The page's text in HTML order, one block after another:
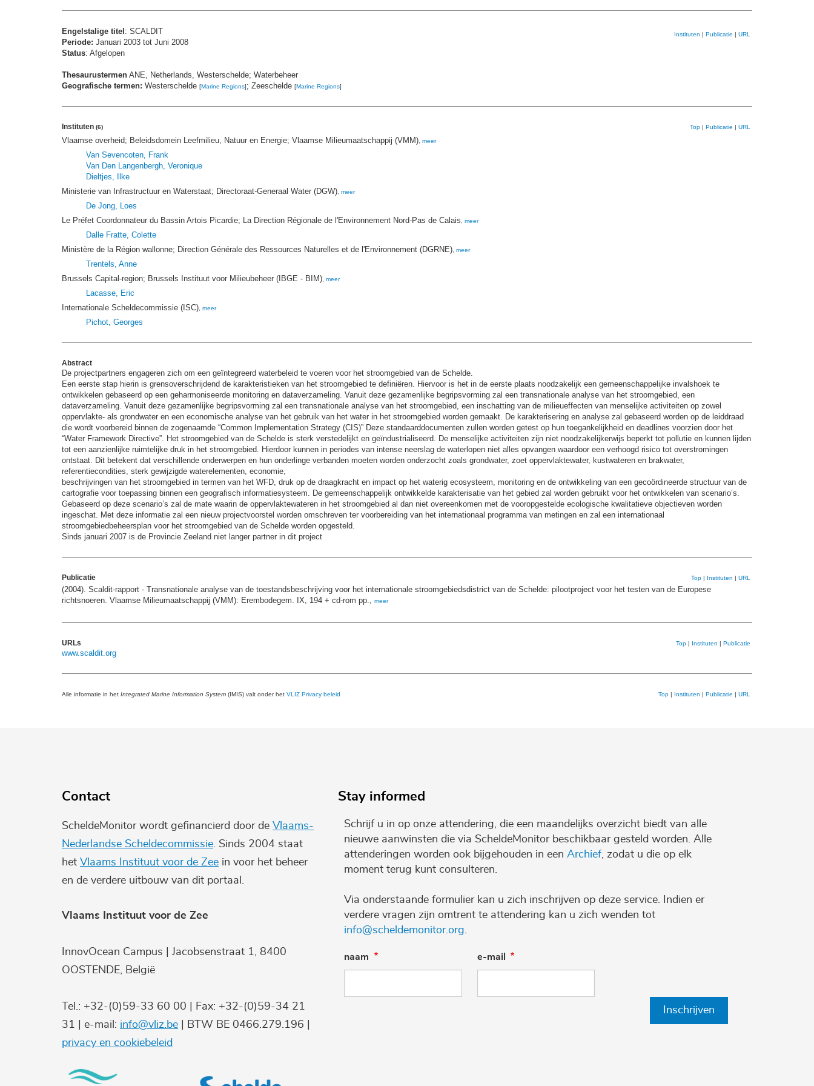
Engelstalige titel : SCALDIT
Periode: Januari 2003 tot Juni 2008
Status: Afgelopen
Thesaurustermen ANE, Netherlands, Westerschelde; Waterbeheer
Geografische termen: Westerschelde [Marine Regions]; Zeeschelde [Marine Regions]
Instituten | Publicatie | URL
Instituten (6) Top | Publicatie | URL
Vlaamse overheid; Beleidsdomein Leefmilieu, Natuur en Energie; Vlaamse Milieumaatschappij (VMM), meer
Van Sevencoten, Frank
Van Den Langenbergh, Veronique
Dieltjes, Ilke
Ministerie van Infrastructuur en Waterstaat; Directoraat-Generaal Water (DGW), meer
De Jong, Loes
Le Préfet Coordonnateur du Bassin Artois Picardie; La Direction Régionale de l'Environnement Nord-Pas de Calais, meer
Dalle Fratte, Colette
Ministère de la Région wallonne; Direction Générale des Ressources Naturelles et de l'Environnement (DGRNE), meer
Trentels, Anne
Brussels Capital-region; Brussels Instituut voor Milieubeheer (IBGE - BIM), meer
Lacasse, Eric
Internationale Scheldecommissie (ISC), meer
Pichot, Georges
Abstract
De projectpartners engageren zich om een geïntegreerd waterbeleid te voeren voor het stroomgebied van de Schelde.
Een eerste stap hierin is grensoverschrijdend de karakteristieken van het stroomgebied te definiëren. Hiervoor is het in de eerste plaats noodzakelijk een gemeenschappelijke invalshoek te
ontwikkelen gebaseerd op een geharmoniseerde monitoring en dataverzameling. Vanuit deze gezamenlijke begripsvorming zal een transnationale analyse van het stroomgebied, een
dataverzameling. Vanuit deze gezamenlijke begripsvorming zal een transnationale analyse van het stroomgebied, een inschatting van de milieueffecten van menselijke activiteiten op zowel
oppervlakte- als grondwater en een economische analyse van het gebruik van het water in het stroomgebied worden gemaakt. De karakterisering en analyse zal gebaseerd worden op de leiddraad
die wordt voorbereid binnen de zogenaamde “Common Implementation Strategy (CIS)” Deze standaarddocumenten zullen worden getest op hun toegankelijkheid en deadlines voorzien door het
“Water Framework Directive”. Het stroomgebied van de Schelde is sterk verstedelijkt en geïndustrialiseerd. De menselijke activiteiten zijn niet noodzakelijkerwijs beperkt tot pollutie en kunnen lijden
tot een aanzienlijke ruimtelijke druk in het stroomgebied. Hierdoor kunnen in periodes van intense neerslag de waterlopen niet alles opvangen waardoor een verhoogd risico tot overstromingen
ontstaat. Dit betekent dat verschillende onderwerpen en hun onderlinge verbanden moeten worden onderzocht zoals grondwater, zoet oppervlaktewater, kustwateren en brakwater,
referentiecondities, sterk gewijzigde waterelementen, economie,
beschrijvingen van het stroomgebied in termen van het WFD, druk op de draagkracht en impact op het waterig ecosysteem, monitoring en de ontwikkeling van een gecoördineerde structuur van de
cartografie voor toepassing binnen een geografisch informatiesysteem. De gemeenschappelijk ontwikkelde karakterisatie van het gebied zal worden gebruikt voor het ontwikkelen van scenario’s.
Gebaseerd op deze scenario’s zal de mate waarin de oppervlaktewateren in het stroomgebied al dan niet overeenkomen met de vooropgestelde ecologische kwalitatieve objectieven worden
ingeschat. Met deze informatie zal een nieuw projectvoorstel worden omschreven ter voorbereiding van het internationaal programma van metingen en zal een internationaal
stroomgebiedbeheersplan voor het stroomgebied van de Schelde worden opgesteld.
Sinds januari 2007 is de Provincie Zeeland niet langer partner in dit project
Publicatie Top | Instituten | URL
(2004). Scaldit-rapport - Transnationale analyse van de toestandsbeschrijving voor het internationale stroomgebiedsdistrict van de Schelde: pilootproject voor het testen van de Europese
richtsnoeren. Vlaamse Milieumaatschappij (VMM): Erembodegem. IX, 194 + cd-rom pp., meer
URLs Top | Instituten | Publicatie
www.scaldit.org
Alle informatie in het Integrated Marine Information System (IMIS) valt onder het VLIZ Privacy beleid Top | Instituten | Publicatie | URL
Contact
ScheldeMonitor wordt gefinancierd door de Vlaams-
Nederlandse Scheldecommissie . Sinds 2004 staat
het Vlaams Instituut voor de Zee in voor het beheer
en de verdere uitbouw van dit portaal.
Vlaams Instituut voor de Zee
InnovOcean Campus | Jacobsenstraat 1, 8400
OOSTENDE, België
Tel.: +32-(0)59-33 60 00 | Fax: +32-(0)59-34 21
31 | e-mail: info@vliz.be | BTW BE 0466.279.196 |
privacy en cookiebeleid
Stay informed
Schrijf u in op onze attendering, die een maandelijks overzicht biedt van alle
nieuwe aanwinsten die via ScheldeMonitor beschikbaar gesteld worden. Alle
attenderingen worden ook bijgehouden in een Archief , zodat u die op elk
moment terug kunt consulteren.
Via onderstaande formulier kan u zich inschrijven op deze service. Indien er
verdere vragen zijn omtrent te attendering kan u zich wenden tot
info@scheldemonitor.org
naam e-mail
Inschrijven